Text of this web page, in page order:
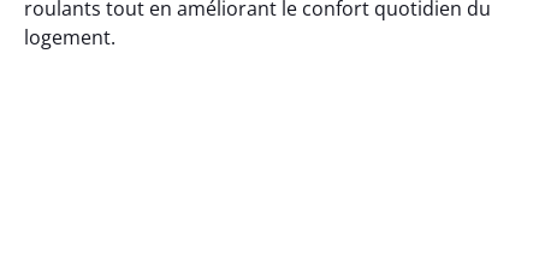
roulants tout en améliorant le confort quotidien du
logement.